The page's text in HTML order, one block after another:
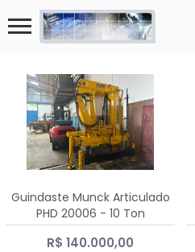
Guindaste Munck Articulado
PHD 20006 - 10 Ton
R$ 140.000,00